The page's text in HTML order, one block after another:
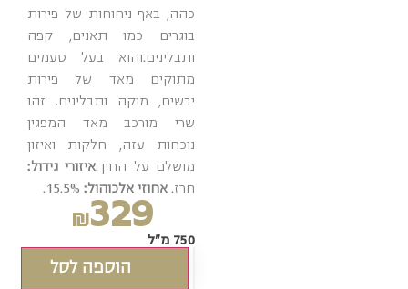
כהה,באף ניחוחות של פירות
בוגרים כמו תאנים, קפה
ותבלינים.והוא בעל טעמים
מתוקים מאד של פירות
יבשים, מוקה ותבלינים. זהו
שרי מורכב מאד המפגין
נוכחות עזה, חלקות ואיזון
מושלם על החיך.איזורי גידול:
חרז.אחוזי אלכוהול:15.5%.
₪329
750 מ"ל
הוספה לסל